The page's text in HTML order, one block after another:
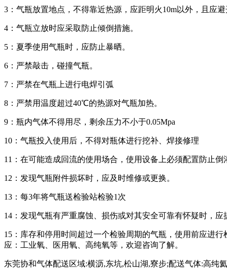
3 ：气瓶放置地点，不得靠近热源，应距明火10m以外，且应避
4 ：气瓶立放时应采取防止倾倒措施。
5 ：夏季使用气瓶时，应防止暴晒。
6 ：严禁敲击，碰撞气瓶。
7 ：严禁在气瓶上进行电焊引弧
8 ：严禁用温度超过40℃的热源对气瓶加热。
9 ：瓶内气体不得用尽，剩余压力不小于0.05Mpa
10 ：气瓶投入使用后，不得对瓶体进行挖补、焊接修理
11 ：在可能造成回流的使用场合，使用设备上必须配置防止
12 ：发现气瓶附件损坏时，应及时维修或更换。
13 ：每3年将气瓶送检验站检验1 次
14 ：发现气瓶有严重腐蚀、损伤或对其安全可靠有怀疑时，应
15 ：库存和停用时间超过一个检验周期的气瓶，使用前应进行
应：工业氧、医用氧、高纯氧等，欢迎咨询了解。
东莞协和气体配送区域:横沥,东坑,松山湖,寮步;配送气体:高纯